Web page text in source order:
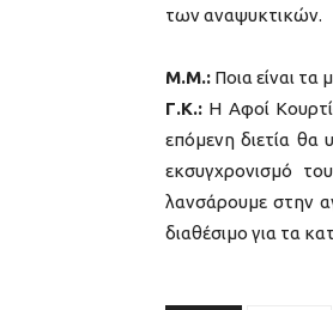
των αναψυκτικών.
Μ.Μ.: Ποια είναι τα
Γ.Κ.: Η Αφοί
επόμενη διετία θα
εκσυγχρονισμό
λανσάρουμε στην
διαθέσιμο για τα